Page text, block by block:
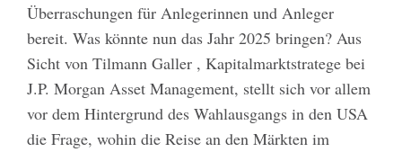
Überraschungen für Anlegerinnen und Anleger
bereit. Was könnte nun das Jahr 2025 bringen? Aus
Sicht von Tilmann Galler , Kapitalmarktstratege bei
J.P. Morgan Asset Management, stellt sich vor allem
vor dem Hintergrund des Wahlausgangs in den USA
die Frage, wohin die Reise an den Märkten im